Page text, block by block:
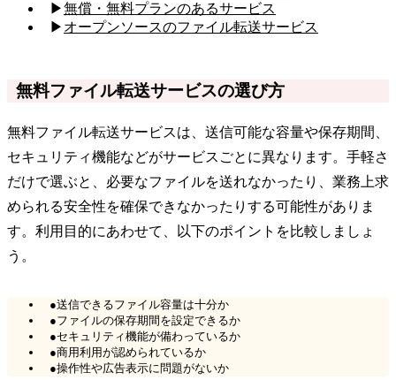
▶無償・無料プランのあるサービス
▶ オープンソースのファイル転送サービス
無料ファイル転送サービスの選び方
無料ファイル転送サービスは、送信可能な容量や保存期間、
セキュリティ機能などがサービスごとに異なります。手軽さ
だけで選ぶと、必要なファイルを送れなかったり、業務上求
められる安全性を確保できなかったりする可能性がありま
す。利用目的にあわせて、以下のポイントを比較しましょ
う。
●送信できるファイル容量は十分か
●ファイルの保存期間を設定できるか
●セキュリティ機能が備わっているか
●商用利用が認められているか
●操作性や広告表示に問題がないか